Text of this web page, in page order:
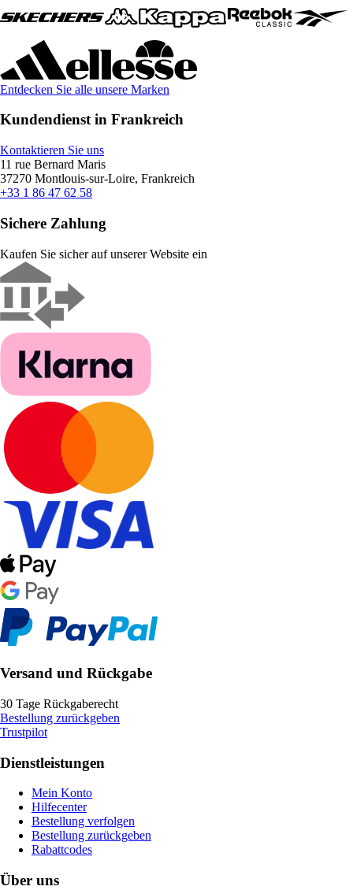
Entdecken Sie alle unsere Marken
Kundendienst in Frankreich
Kontaktieren Sie uns
11 rue Bernard Maris
37270 Montlouis-sur-Loire, Frankreich
+33 1 86 47 62 58
Sichere Zahlung
Kaufen Sie sicher auf unserer Website ein
Versand und Rückgabe
30 Tage Rückgaberecht
Bestellung zurückgeben
Trustpilot
Dienstleistungen
Mein Konto
Hilfecenter
Bestellung verfolgen
Bestellung zurückgeben
Rabattcodes
Über uns